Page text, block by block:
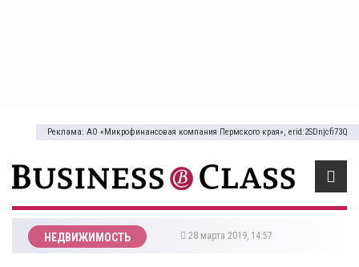
Реклама: АО «Микрофинансовая компания Пермского края», erid:2SDnjcfi73Q
НЕДВИЖИМОСТЬ 28 марта 2019, 14:57